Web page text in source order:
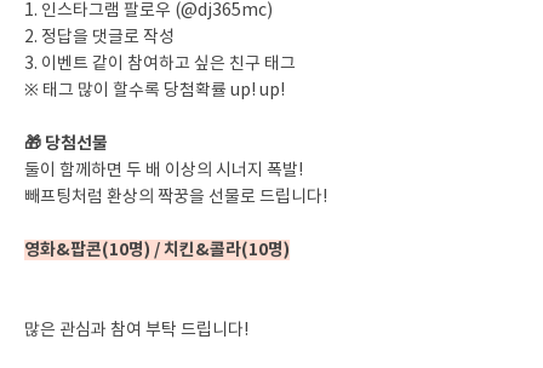
1. 인스타그램 팔로우 (@dj365mc)
2. 정답을 댓글로 작성
3. 이벤트 같이 참여하고 싶은 친구 태그
※ 태그 많이 할수록 당첨확률 up! up!
🎁 당첨선물
둘이 함께하면 두 배 이상의 시너지 폭발!
빼프팅처럼 환상의 짝꿍을 선물로 드립니다!
영화&팝콘(10명) / 치킨&콜라(10명)
많은 관심과 참여 부탁 드립니다!